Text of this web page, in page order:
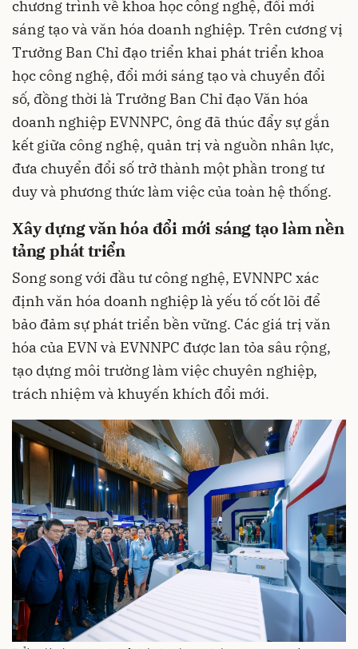
chương trình về khoa học công nghệ, đổi mới
sáng tạo và văn hóa doanh nghiệp. Trên cương vị
Trưởng Ban Chỉ đạo triển khai phát triển khoa
học công nghệ, đổi mới sáng tạo và chuyển đổi
số, đồng thời là Trưởng Ban Chỉ đạo Văn hóa
doanh nghiệp EVNNPC, ông đã thúc đẩy sự gắn
kết giữa công nghệ, quản trị và nguồn nhân lực,
đưa chuyển đổi số trở thành một phần trong tư
duy và phương thức làm việc của toàn hệ thống.
Xây dựng văn hóa đổi mới sáng tạo làm nền
tảng phát triển
Song song với đầu tư công nghệ, EVNNPC xác
định văn hóa doanh nghiệp là yếu tố cốt lõi để
bảo đảm sự phát triển bền vững. Các giá trị văn
hóa của EVN và EVNNPC được lan tỏa sâu rộng,
tạo dựng môi trường làm việc chuyên nghiệp,
trách nhiệm và khuyến khích đổi mới.